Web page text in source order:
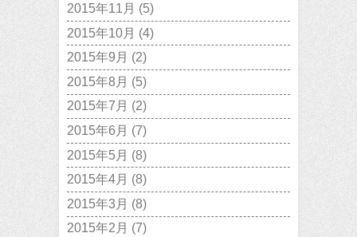
2015年11月 (5)
2015年10月 (4)
2015年9月 (2)
2015年8月 (5)
2015年7月 (2)
2015年6月 (7)
2015年5月 (8)
2015年4月 (8)
2015年3月 (8)
2015年2月 (7)